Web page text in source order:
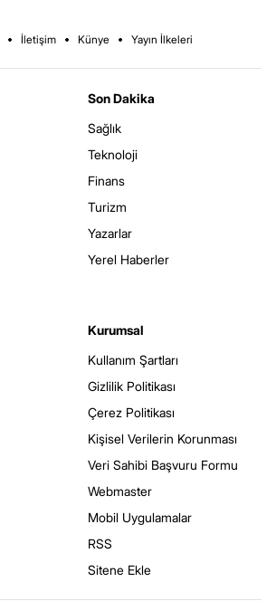
İletişim Künye Yayın İlkeleri
Son Dakika
Sağlık
Teknoloji
Finans
Turizm
Yazarlar
Yerel Haberler
Kurumsal
Kullanım Şartları
Gizlilik Politikası
Çerez Politikası
Kişisel Verilerin Korunması
Veri Sahibi Başvuru Formu
Webmaster
Mobil Uygulamalar
RSS
Sitene Ekle